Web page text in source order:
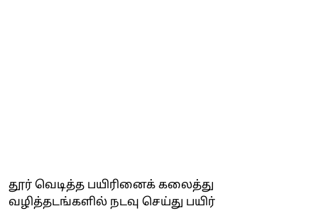
தூர் வெடித்த பயிரினைக் கலைத்து
வழித்தடங்களில் நடவு செய்து பயிர்